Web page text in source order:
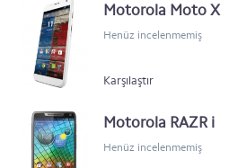
Motorola Moto X
Henüz incelenmemiş
Karşılaştır
Motorola RAZR i
Henüz incelenmemiş